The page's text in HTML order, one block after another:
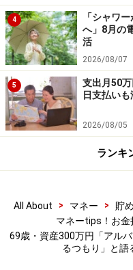
【編集部からのお知らせ
・「家計」について、ア
中です！
※抽選で20名にAmazonギ
※謝礼付きの限定アンケ
なります
4
「シャワ
へ」8月の
活
2026/08/07
5
支出月50
日支払い
2026/08/05
ランキ
All About > マネー > 貯
マネーtips！お金
69歳・資産300万円「アル
るつもり」と語